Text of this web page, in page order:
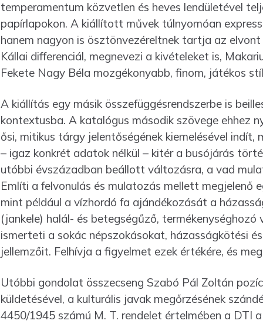
temperamentum közvetlen és heves lendületével
papírlapokon. A kiállított művek túlnyomóan
hanem nagyon is ösztönve­zéreltnek tartja az
Kállai diffe­ren­ciál, megnevezi a kivéte­leket is,
Fekete Nagy Béla mozgékonyabb, finom, játékos
A kiállítás egy másik összefüggésrendszerbe is
kontextusba. A katalógus második szövege ehhez
ősi, mitikus tárgy jelentőségének kiemelésével
– igaz konkrét adatok nélkül – kitér a busójárás
utóbbi évszázadban beál­lott változásra, a vad
Említi a fel­vo­nu­lás és mulatozás mellett megjelenő
mint pél­dául a vízhor­dó fa ajándékozását a
(jankele) halál- és betegségűző,
ismerteti a sokác népszokásokat, házasságkötési
jellem­zőit. Felhívja a figyelmet ezek értékére, és
Utóbbi gondolat összecseng Szabó Pál Zoltán
küldetésével, a kulturális javak megőrzésének
4450/1945 számú M. T. rendelet értelmében a DTI